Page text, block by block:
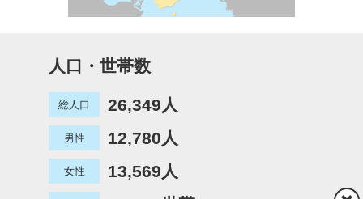
人口・世帯数
総人口 26,349人
男性 12,780人
女性 13,569人